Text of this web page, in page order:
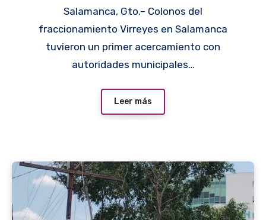
Salamanca, Gto.– Colonos del
fraccionamiento Virreyes en Salamanca
tuvieron un primer acercamiento con
autoridades municipales…
Leer más